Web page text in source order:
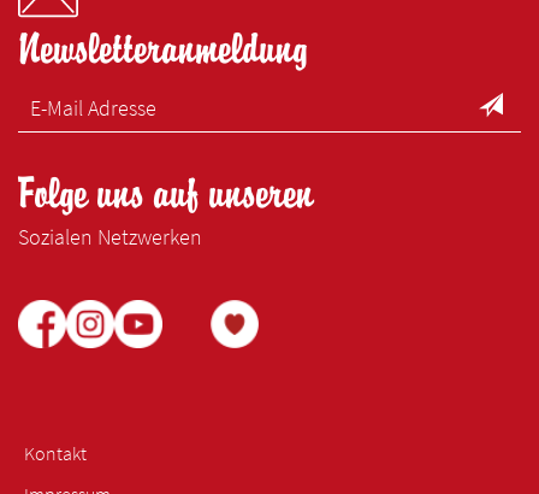
Newsletteranmeldung
Folge uns auf unseren
Sozialen Netzwerken
Kontakt